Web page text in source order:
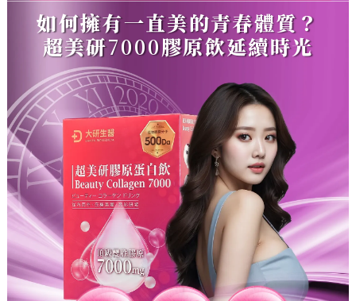
如何擁有一直美的青春體質？
超美研7000膠原飲延續時光